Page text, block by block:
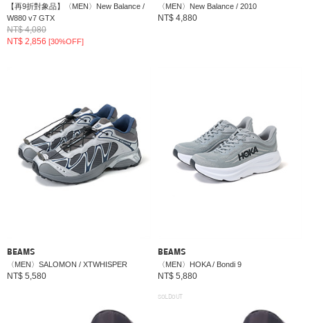
【再9折對象品】〈MEN〉New Balance /
W880 v7 GTX
NT$ 4,080
NT$ 2,856 [30%OFF]
〈MEN〉New Balance / 2010
NT$ 4,880
BEAMS
〈MEN〉SALOMON / XTWHISPER
NT$ 5,580
BEAMS
〈MEN〉HOKA / Bondi 9
NT$ 5,880
SOLDOUT